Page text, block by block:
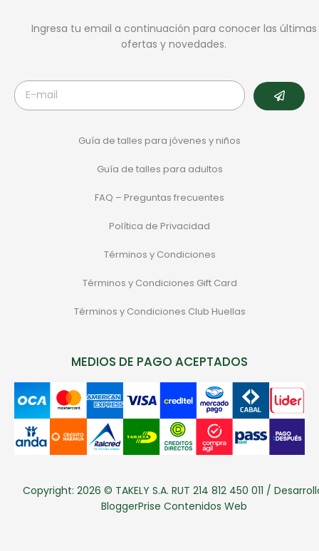
Ingresa tu email a continuación para conocer las últimas
ofertas y novedades.
Guía de talles para jóvenes y niños
Guía de talles para adultos
FAQ – Preguntas frecuentes
Política de Privacidad
Términos y Condiciones
Términos y Condiciones Gift Card
Términos y Condiciones Club Huellas
MEDIOS DE PAGO ACEPTADOS
Copyright: 2026 © TAKELY S.A. RUT 214 812 450 011 /
BloggerPrise Contenidos Web